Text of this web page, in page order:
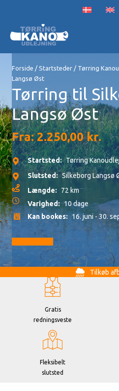
indholdet
Forside / Startsteder / Tørring
Langsø Øst
Tørring til
Langsø Øst
Fra:2.250,00kr.
Startsted: Tørring
Slutsted: Silkeborg Langsø
Længde:
72 km
Varighed: 10 dage
Kan bookes: 16. juni - 30.
Tilkøb
Gratis
redningsveste
Fleksibelt
slutsted